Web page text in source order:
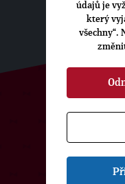
údajů je
který
všechny“.